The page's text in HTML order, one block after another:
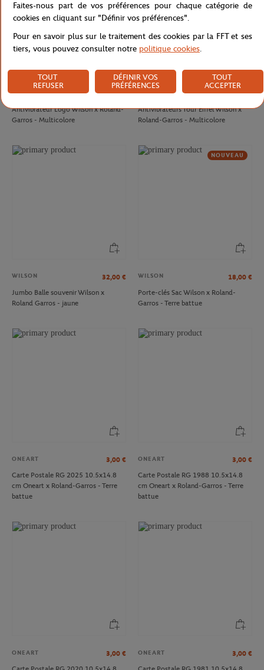
WILSON 8,00 €
Antivibrateur Logo Wilson x Roland-
Garros - Multicolore
WILSON 8,00 €
Antivibrateurs Tour Eiffel Wilson x
Roland-Garros - Multicolore
WILSON 32,00 €
Jumbo Balle souvenir Wilson x
Roland Garros - jaune
NOUVEAU
WILSON 18,00 €
Porte-clés Sac Wilson x Roland-
Garros - Terre battue
ONEART 3,00 €
Carte Postale RG 2025 10.5x14.8
cm Oneart x Roland-Garros - Terre
battue
ONEART 3,00 €
Carte Postale RG 1988 10.5x14.8
cm Oneart x Roland-Garros - Terre
battue
ONEART 3,00 €
ONEART 3,00 €
Faites-nous part de vos préférences pour chaque catégorie de
cookies en cliquant sur "Définir vos préférences".
Pour en savoir plus sur le traitement des cookies par la FFT et ses
tiers, vous pouvez consulter notre politique cookies.
TOUT
REFUSER
DÉFINIR VOS
PRÉFÉRENCES
TOUT
ACCEPTER